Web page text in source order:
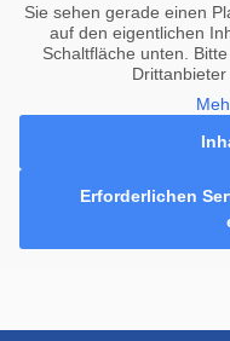
Sie sehen gerade einen
auf den eigentlichen
Schaltfläche unten.
Erforderlichen